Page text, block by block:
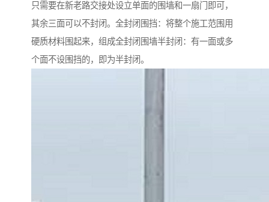
只需要在新老路交接处设立单面的围墙和一扇门即可，
其余三面可以不封闭。全封闭围挡：将整个施工范围用
硬质材料围起来，组成全封闭围墙半封闭：有一面或多
个面不设围挡的，即为半封闭。